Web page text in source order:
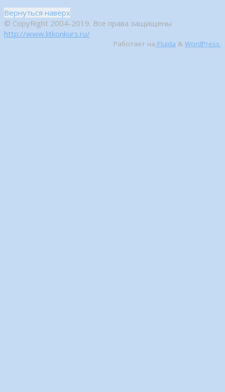
Вернуться наверх
© CopyRight 2004-2019. Все права защищены
http://www.litkonkurs.ru/
Работает на Fluida & WordPress.